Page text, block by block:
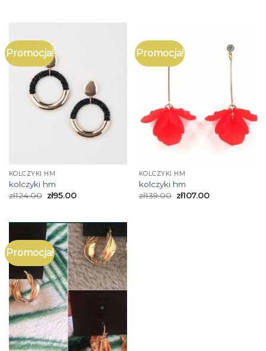
Promocja!
KOLCZYKI HM
kolczyki hm
zł124.00 zł95.00
Promocja!
KOLCZYKI HM
kolczyki hm
zł139.00 zł107.00
Promocja!